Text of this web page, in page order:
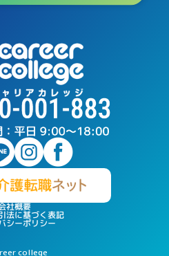
社概要
法に基づく表記
シーポリシー
college